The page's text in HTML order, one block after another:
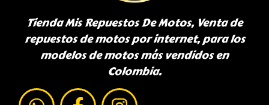
Tienda Mis Repuestos De Motos, Venta de
repuestos de motos por internet, para los
modelos de motos más vendidos en
Colombia.